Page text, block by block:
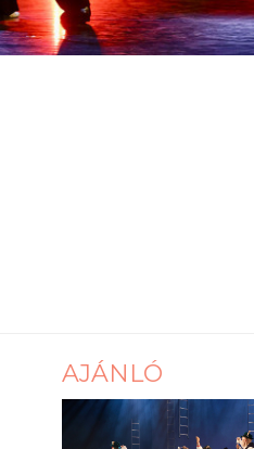
AJÁNLÓ